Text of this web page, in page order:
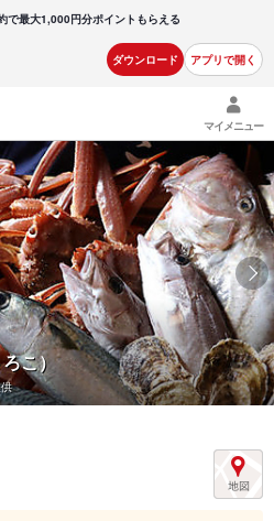
で最大1,000円分ポイントもらえる
ダウンロード アプリで開く
マイメニュー
こ）